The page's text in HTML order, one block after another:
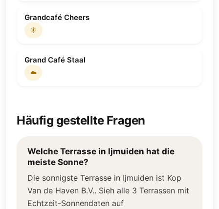
Grandcafé Cheers
☀️
Grand Café Staal
☁️
Häufig gestellte Fragen
Welche Terrasse in Ijmuiden hat die
meiste Sonne?
Die sonnigste Terrasse in Ijmuiden ist Kop
Van de Haven B.V.. Sieh alle 3 Terrassen mit
Echtzeit-Sonnendaten auf